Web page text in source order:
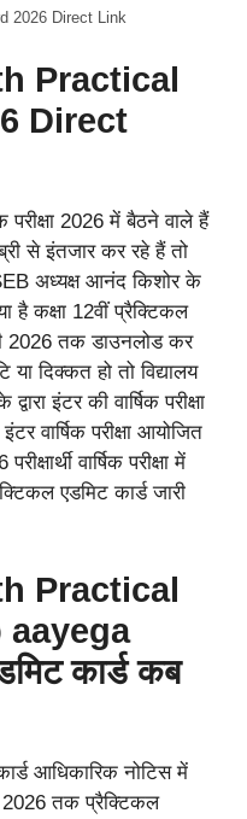
2026 Direct Link
Practical
Direct
परीक्षा 2026 में बैठने वाले हैं
से इंतजार कर रहे हैं तो
अध्यक्ष आनंद किशोर के
है कक्षा 12वीं प्रैक्टिकल
2026 तक डाउनलोड कर
या दिक्कत हो तो विद्यालय
इंटर की वार्षिक परीक्षा
वार्षिक परीक्षा आयोजित
वार्षिक परीक्षा में
एडमिट कार्ड जारी
Practical
कार्ड कब
आधिकारिक नोटिस में
2026 तक प्रैक्टिकल